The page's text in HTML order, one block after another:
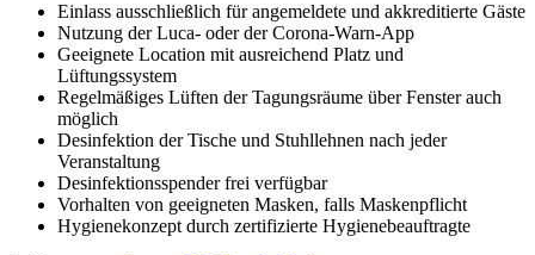
Einlass ausschließlich für angemeldete und akkreditierte Gäste
Nutzung der Luca- oder der Corona-Warn-App
Geeignete Location mit ausreichend Platz und
Lüftungssystem
Regelmäßiges Lüften der Tagungsräume über Fenster auch
möglich
Desinfektion der Tische und Stuhllehnen nach jeder
Veranstaltung
Desinfektionsspender frei verfügbar
Vorhalten von geeigneten Masken, falls Maskenpflicht
Hygienekonzept durch zertifizierte Hygienebeauftragte